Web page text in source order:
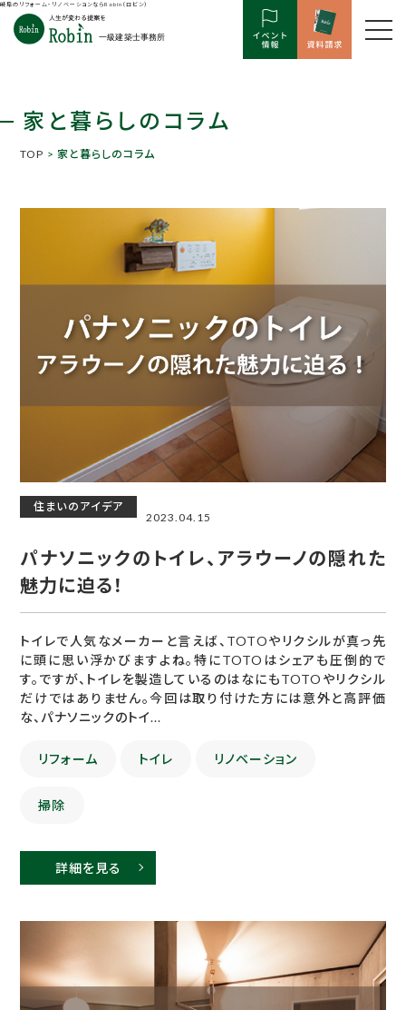
岐阜のリフォーム・リノベーションならRobin（ロビン）
家と暮らしのコラム
TOP > 家と暮らしのコラム
住まいのアイデア
2023.04.15
パナソニックのトイレ、アラウーノの隠れた
魅力に迫る！
トイレで人気なメーカーと言えば、TOTOやリクシルが真っ先
に頭に思い浮かびますよね。特にTOTOはシェアも圧倒的で
す。ですが、トイレを製造しているのはなにもTOTOやリクシル
だけではありません。今回は取り付けた方には意外と高評価
な、パナソニックのトイ...
リフォーム トイレ リノベーション
掃除
詳細を見る